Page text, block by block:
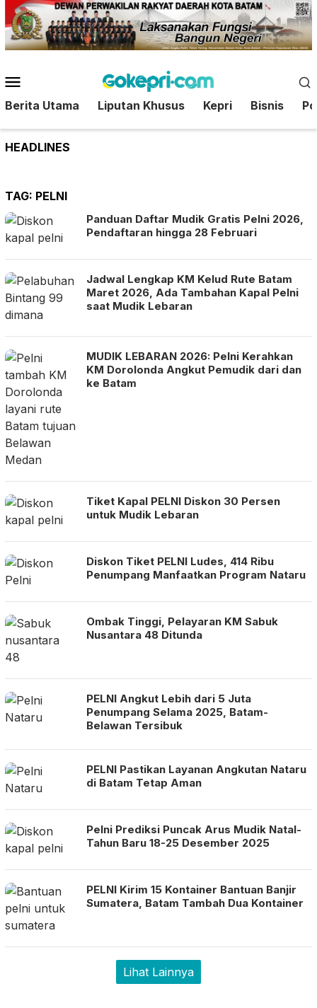
Loncat
ke
konten
Mobile
Berita Utama Liputan Khusus Kepri Bisnis
HEADLINES
TAG: PELNI
Panduan Daftar Mudik Gratis Pelni 2026,
Pendaftaran hingga 28 Februari
Jadwal Lengkap KM Kelud Rute Batam
Maret 2026, Ada Tambahan Kapal Pelni
saat Mudik Lebaran
MUDIK LEBARAN 2026: Pelni Kerahkan
KM Dorolonda Angkut Pemudik dari dan
ke Batam
Tiket Kapal PELNI Diskon 30 Persen
untuk Mudik Lebaran
Diskon Tiket PELNI Ludes, 414 Ribu
Penumpang Manfaatkan Program Nataru
Ombak Tinggi, Pelayaran KM Sabuk
Nusantara 48 Ditunda
PELNI Angkut Lebih dari 5 Juta
Penumpang Selama 2025, Batam-
Belawan Tersibuk
PELNI Pastikan Layanan Angkutan Nataru
di Batam Tetap Aman
Pelni Prediksi Puncak Arus Mudik Natal-
Tahun Baru 18-25 Desember 2025
PELNI Kirim 15 Kontainer Bantuan Banjir
Sumatera, Batam Tambah Dua Kontainer
Lihat Lainnya